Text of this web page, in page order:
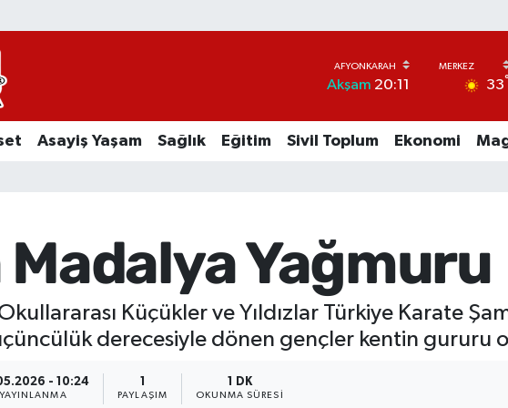
Akşam 20:11 33°
Asayiş Yaşam Sağlık Eğitim Sivil Toplum Ekonomi
Yağmuru
Küçükler ve Yıldızlar Türkiye Karate
derecesiyle dönen gençler kentin gururu
- 10:24
YAYINLANMA PAYLAŞIM
1 DK
OKUNMA SÜRESI